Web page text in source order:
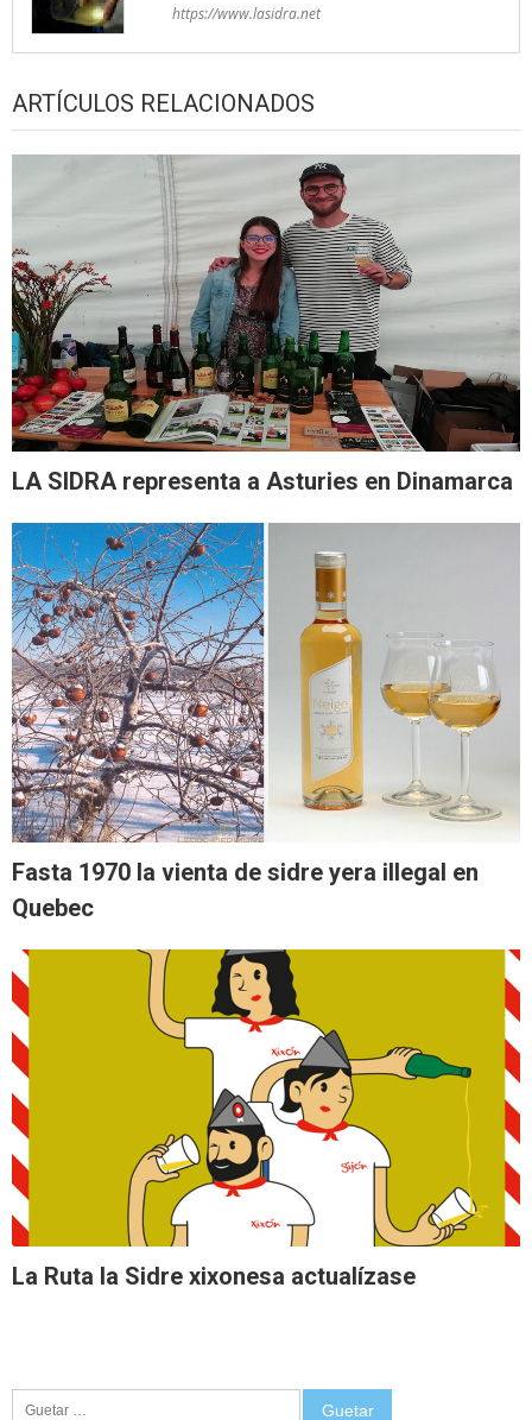
https://www.lasidra.net
ARTÍCULOS RELACIONADOS
LA SIDRA representa a Asturies en Dinamarca
Fasta 1970 la vienta de sidre yera illegal en
Quebec
La Ruta la Sidre xixonesa actualízase